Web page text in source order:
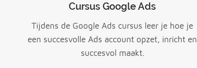
Cursus Google Ads
Tijdens de Google Ads cursus leer je hoe je
een succesvolle Ads account opzet, inricht en
succesvol maakt.